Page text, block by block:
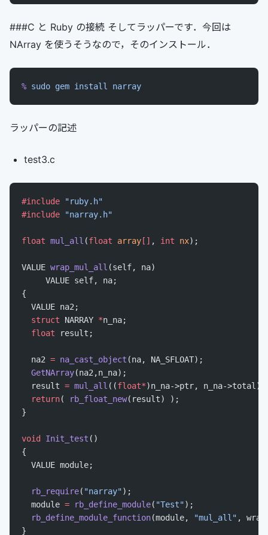
###C と Ruby の接続 そしてラッパーです．今回は
NArray を使うそうなので，そのインストール．
% sudo gem install narray
ラッパーの記述
test3.c
#include "ruby.h"
#include "narray.h"
float mul_all (float array [] , int nx);
VALUE wrap_mul_all (self, na)
     VALUE self, na;
{
  VALUE na2;
  struct
NARRAY *n_na;
  float
result;
  na2
= na_cast_object (na, NA_SFLOAT);
  GetNArray
(na2,n_na);
  result
= mul_all ((float*)n_na->ptr, n_na->total);
  return
( rb_float_new(result) );
}
void Init_test ()
{
  VALUE module;
  rb_require
( "narray");
  module
= rb_define_module( "Test");
  rb_define_module_function
(module, "mul_all" ,
}